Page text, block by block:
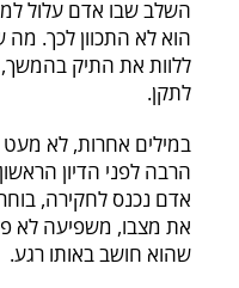
השלב שבו אדם עלול
הוא לא התכוון לכך.
ללוות את התיק
לתקן.
במילים אחרות, לא מעט
הרבה לפני הדיון
אדם נכנס לחקירה,
את מצבו, משפיעה לא
שהוא חושב באותו רגע.